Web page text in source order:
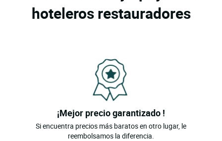
hoteleros restauradores
¡Mejor precio garantizado !
Si encuentra precios más baratos en otro lugar, le
reembolsamos la diferencia.